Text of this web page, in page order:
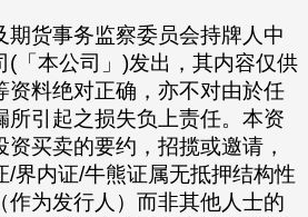
期货事务监察委员会持牌人中
(「本公司」)发出，其内容仅供
资料绝对正确，亦不对由於任
所引起之损失负上责任。本资
买卖的要约，招揽或邀请，
/界内证/牛熊证属无抵押结构性
作为发行人）而非其他人士的